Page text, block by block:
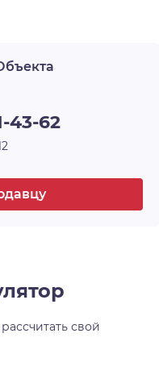
застройщик
школа
хорошей и
рядом с
на рынке
43-62
свой